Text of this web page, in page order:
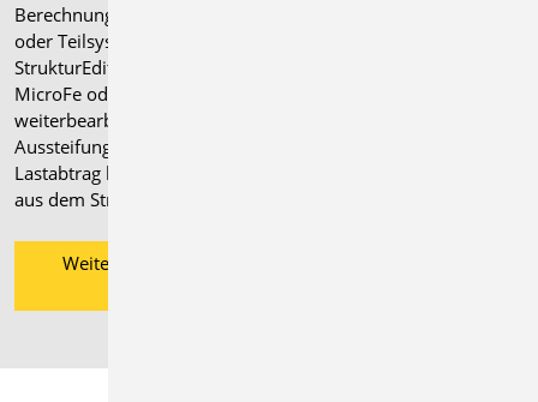
Berechnungsmodelle für Einzelbauteile
oder Teilsysteme können direkt im
StrukturEditor erstellt und bei Bedarf in
MicroFe oder der BauStatik
weiterbearbeitet werden. Auch die
Aussteifung von Gebäuden inklusive
Lastabtrag bis in die Gründung wird
aus dem Strukturmodell unterstützt.
Weitere Informationen zum